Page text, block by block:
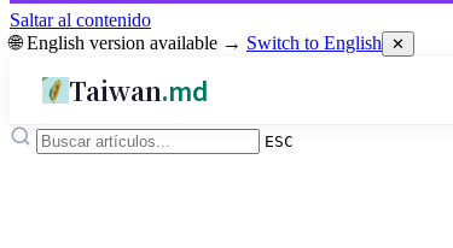
Saltar al contenido
🌐 English version available → Switch to English ✕
Taiwan.md
ESC